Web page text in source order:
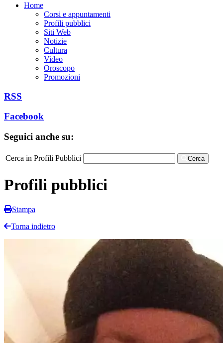
Home
Corsi e appuntamenti
Profili pubblici
Siti Web
Notizie
Cultura
Video
Oroscopo
Promozioni
RSS
Facebook
Seguici anche su:
Cerca in Profili Pubblici Cerca
Profili pubblici
Stampa
Torna indietro